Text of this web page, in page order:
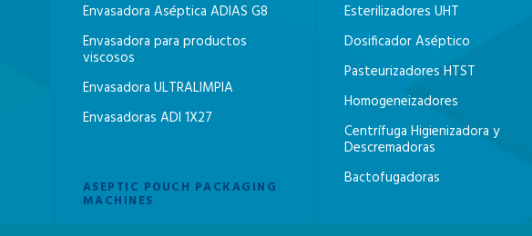
Envasadora Aséptica ADIAS G8
Envasadora para productos
viscosos
Envasadora ULTRALIMPIA
Envasadoras ADI 1X27
ASEPTIC POUCH PACKAGING
MACHINES
Esterilizadores UHT
Dosificador Aséptico
Pasteurizadores HTST
Homogeneizadores
Centrífuga Higienizadora y
Descremadoras
Bactofugadoras